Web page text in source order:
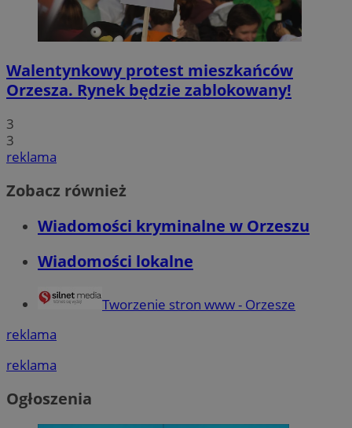
Walentynkowy protest mieszkańców
Orzesza. Rynek będzie zablokowany!
3
3
reklama
Zobacz również
Wiadomości kryminalne w Orzeszu
Wiadomości lokalne
Tworzenie stron www - Orzesze
reklama
reklama
Ogłoszenia